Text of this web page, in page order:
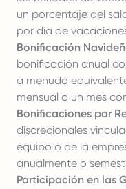
un porcentaje del
por día de
Bonificación
bonificación anual
a menudo
mensual o un mes
Bonificaciones por
discrecionales
equipo o de la
anualmente o
Participación en las